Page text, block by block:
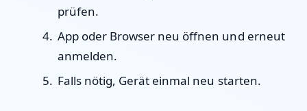
prüfen.
App oder Browser neu öffnen und erneut
anmelden.
Falls nötig, Gerät einmal neu starten.